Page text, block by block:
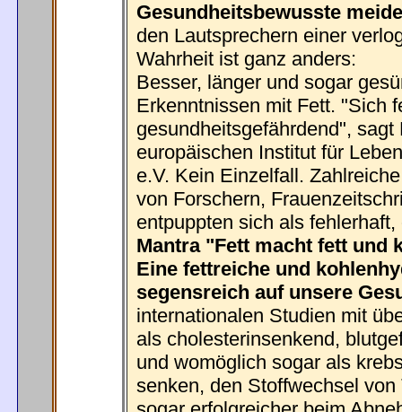
Gesundheitsbewusste
den Lautsprechern einer
Wahrheit ist ganz anders:
Besser, länger und sogar
Erkenntnissen mit Fett. "Sich
gesundheitsgefährdend",
europäischen Institut für
e.V. Kein Einzelfall.
von Forschern,
entpuppten sich als
Mantra "Fett macht fett und
Eine fettreiche und
segensreich auf unsere
internationalen Studien mit
als cholesterinsenkend,
und womöglich sogar als
senken, den Stoffwechsel